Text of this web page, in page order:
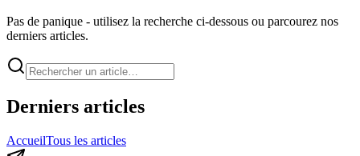
Pas de panique - utilisez la recherche ci-dessous ou parcourez nos
derniers articles.
Derniers articles
AccueilTous les articles